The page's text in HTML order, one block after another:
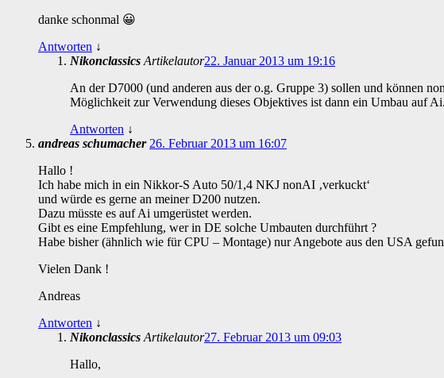
danke schonmal 😀
Antworten ↓
Nikonclassics Artikelautor22. Januar 2013 um 19:16
An der D7000 (und anderen aus der o.g. Gruppe 3) sollen und können
Möglichkeit zur Verwendung dieses Objektives ist dann ein Umbau auf Ai.
Antworten ↓
andreas schumacher 26. Februar 2013 um 16:07
Hallo !
Ich habe mich in ein Nikkor-S Auto 50/1,4 NKJ nonAI ‚verkuckt‘
und würde es gerne an meiner D200 nutzen.
Dazu müsste es auf Ai umgerüstet werden.
Gibt es eine Empfehlung, wer in DE solche Umbauten durchführt ?
Habe bisher (ähnlich wie für CPU – Montage) nur Angebote aus den USA
Vielen Dank !
Andreas
Antworten ↓
Nikonclassics Artikelautor27. Februar 2013 um 09:03
Hallo,